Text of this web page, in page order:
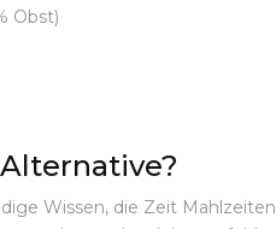
Obst)
Wissen, die Zeit